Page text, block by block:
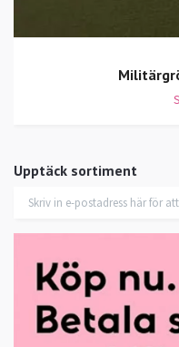
Upptäck sortiment